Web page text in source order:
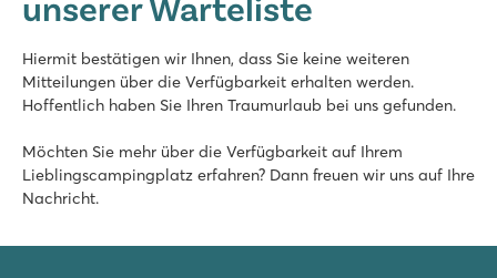
Hiermit bestätigen wir Ihnen, dass Sie keine weiteren
Mitteilungen über die Verfügbarkeit erhalten werden.
Hoffentlich haben Sie Ihren Traumurlaub bei uns gefunden.
Möchten Sie mehr über die Verfügbarkeit auf Ihrem
Lieblingscampingplatz erfahren? Dann freuen wir uns auf Ihre
Nachricht.